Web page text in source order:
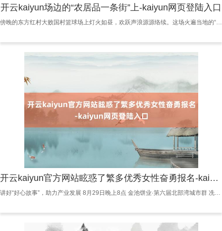
开云kaiyun场边的“农居品一条街”上-kaiyun网页登陆入口
开云kaiyun官方网站眩惑了繁多优秀女性奋勇报名-kaiyun网页登陆入口